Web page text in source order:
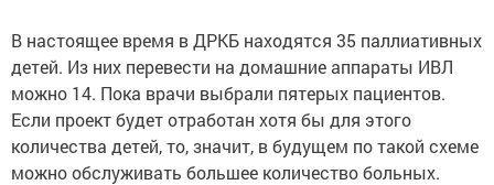
В настоящее время в ДРКБ находятся 35 паллиативных
детей. Из них перевести на домашние аппараты ИВЛ
можно 14. Пока врачи выбрали пятерых пациентов.
Если проект будет отработан хотя бы для этого
количества детей, то, значит, в будущем по такой схеме
можно обслуживать большее количество больных.